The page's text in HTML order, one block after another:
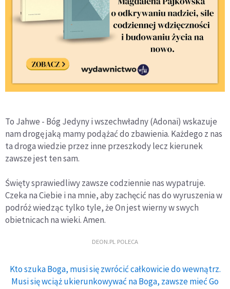
To Jahwe - Bóg Jedyny i wszechwładny (Adonai) wskazuje
nam drogę jaką mamy podążać do zbawienia. Każdego z nas
ta droga wiedzie przez inne przeszkody lecz kierunek
zawsze jest ten sam.
Święty sprawiedliwy zawsze codziennie nas wypatruje.
Czeka na Ciebie i na mnie, aby zachęcić nas do wyruszenia w
podróż wiedząc tylko tyle, że On jest wierny w swych
obietnicach na wieki. Amen.
DEON.PL POLECA
Kto szuka Boga, musi się zwrócić całkowicie do wewnątrz.
Musi się wciąż ukierunkowywać na Boga, zawsze mieć Go